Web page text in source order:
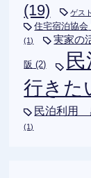
(19)
ゲス
住宅宿泊協会
(1)
実家の
阪 (2)
行きた
民泊利用
(1)